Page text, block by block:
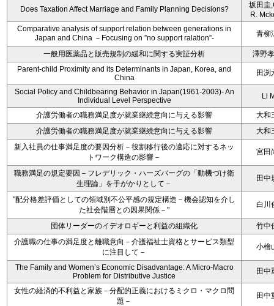
Does Taxation Affect Marriage and Family Planning Decisions?
坂田圭
R.
Comparative analysis of support relation between generations in
Japan and China －Focusing on ”no support ralation”-
青柳
一般用医薬品と販売規制の緩和に関する実証分析
澤野
Parent-child Proximity and its Determinants in Japan, Korea, and
China
田渕
Social Policy and Childbearing Behavior in Japan(1961-2003)- An
Individual Level Perspective
Li
介護労働者の職務満足度が就業継続意向に与える影響
大和
介護労働者の職務満足度が就業継続意向に与える影響
大和
新入社員の仕事満足度の要因分析－役割移行後の適応に対するネッ
トワーク構造の影響－
宮田
職務満足の規定要因－フレデリック・ハーズバーグの「動機づけ衛
生理論」を手がかりとして－
田中
"配分格差評価としての領域別不公平感の規定構造－機会認知を介し
た社会階層との因果関係－"
白川
団体リーダーのイデオロギーと利益の組織化
竹中
介護職の仕事の満足度と離職意向－介護福祉士資格とサービス類型
に注目して－
小檜
The Family and Women’s Economic Disadvantage: A Micro-Macro
Problem for Distributive Justice
田中
女性の経済的不利益と家族－分配的正義におけるミクロ・マクロ問
題－
田中